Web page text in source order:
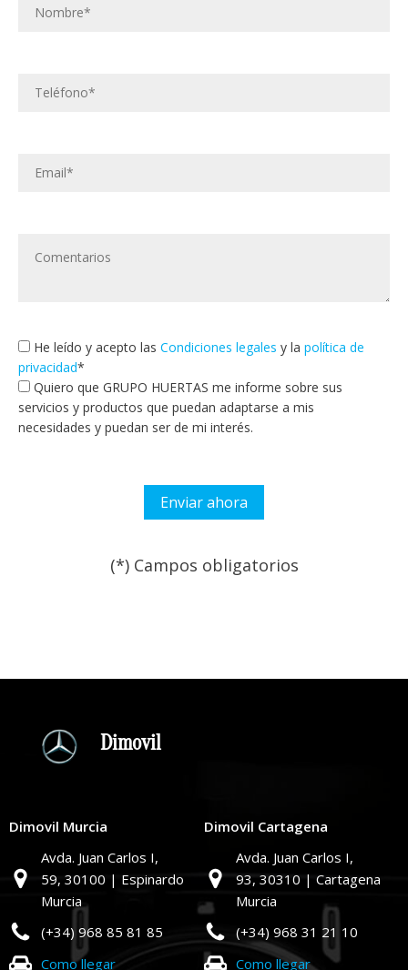
He leído y acepto las Condiciones legales y la política de
privacidad*
Quiero que GRUPO HUERTAS me informe sobre sus
servicios y productos que puedan adaptarse a mis
necesidades y puedan ser de mi interés.
(*) Campos obligatorios
Dimovil
Dimovil Murcia
Avda. Juan Carlos I,
59, 30100 | Espinardo
Murcia
(+34) 968 85 81 85
Como llegar
Dimovil Cartagena
Avda. Juan Carlos I,
93, 30310 | Cartagena
Murcia
(+34) 968 31 21 10
Como llegar